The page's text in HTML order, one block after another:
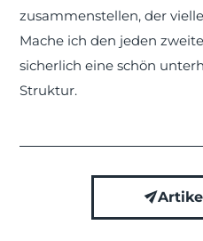
zusammenstellen, der
Mache ich den jeden
sicherlich eine schön
Struktur.